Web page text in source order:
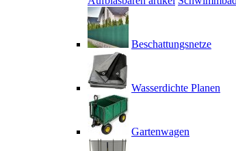
Beschattungsnetze
Wasserdichte Planen
Gartenwagen